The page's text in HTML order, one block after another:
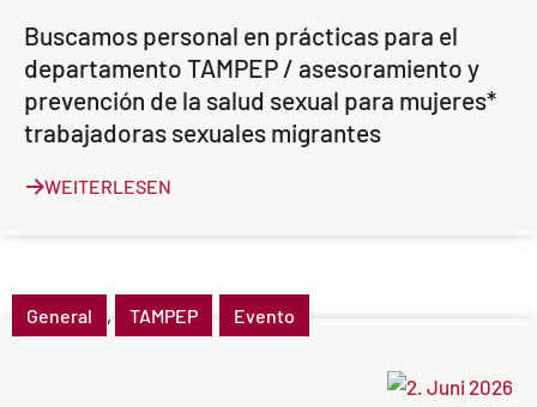
Buscamos personal en prácticas para el
departamento TAMPEP / asesoramiento y
prevención de la salud sexual para mujeres*
trabajadoras sexuales migrantes
WEITERLESEN
General , TAMPEP Evento